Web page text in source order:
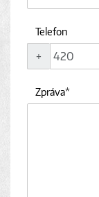
Telefon
+
Zpráva